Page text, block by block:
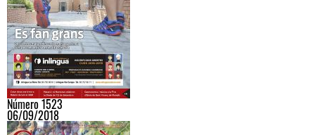
Número 1523
06/09/2018